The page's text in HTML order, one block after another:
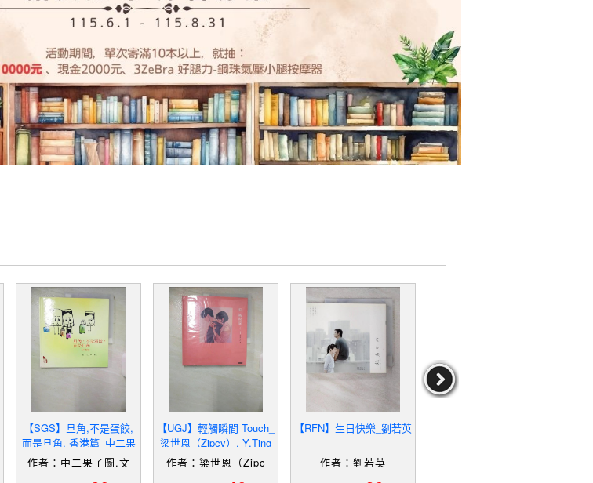
【SGS】旦角,不是蛋餃,
而是旦角. 香港篇_中二果
子圖.文
作者：中二果子圖.文
【UGJ】輕觸瞬間 Touch_
梁世恩（Zipcy）, Y.Ting
作者：梁世恩（Zipc
【RFN】生日快樂_劉若英
作者：劉若英